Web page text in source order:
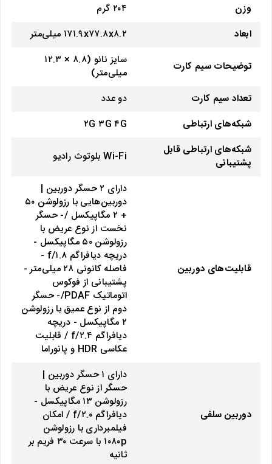
وزن
۲۰۴ گرم
ابعاد
۱۷۱.۹x۷۷.۸x۸.۲ میلی‌متر
توضیحات سیم کارت
سایز نانو (۸.۸ × ۱۲.۳
میلی‌متر)
تعداد سیم کارت
دو عدد
شبکه‌های ارتباطی
۲G ۳G ۴G
شبکه‌های ارتباطی قابل
پشتیبانی
Wi-Fi بلوتوث رادیو
قابلیت‌های دوربین
دارای ۲ حسگر دوربین |
دوربین‌هایی با رزولوشن ۵۰
+ ۲ مگاپیکسل /- حسگر
نخست از نوع عریض با
رزولوشن ۵۰ مگاپیکسل -
دریچه دیافراگم f/۱.۸ -
فاصله کانونی ۲۸ میلی‌متر -
پشتیبانی از فوکوس
اتوماتیک PDAF/- حسگر
دوم از نوع عمیق با رزولوشن
۲ مگاپیکسل - دریچه
دیافراگم f/۲.۴ / قابلیت
عکاسی HDR و پانوراما
دوربین سلفی
دارای ۱ حسگر دوربین |
حسگر از نوع عریض با
رزولوشن ۱۳ مگاپیکسل -
دیافراگم f/۲.۰ / امکان
فیلمبرداری با رزولوشن
۱۰۸۰p با سرعت ۳۰ فریم بر
ثانیه